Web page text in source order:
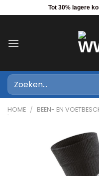
naar
Tot 30% lagere
Zoeken
naar:
HOME / BEEN- EN
TOEBEHOREN,SOKKEN